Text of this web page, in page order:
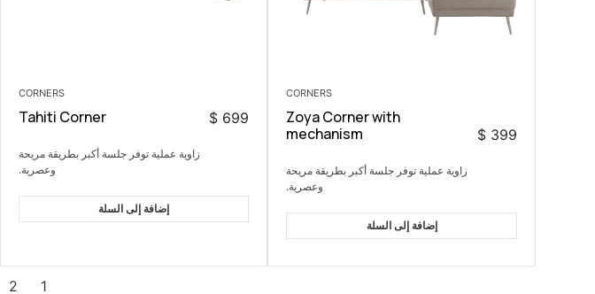
CORNERS
Zoya Corner with
mechanism
399
$
زاوية عملية توفر جلسة أكبر بطريقة مريحة
وعصرية.
إضافة إلى السلة
CORNERS
Tahiti Corner 699
$
زاوية عملية توفر جلسة أكبر بطريقة مريحة
وعصرية.
إضافة إلى السلة
1
2